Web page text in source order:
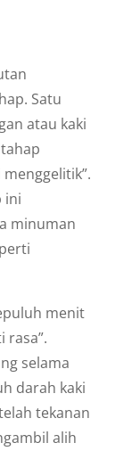
Satu
atau kaki
ini
minuman
menit
rasa”.
selama
darah kaki
tekanan
alih